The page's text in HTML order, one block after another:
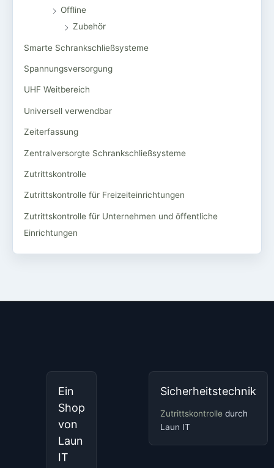
Offline
Zubehör
Smarte Schrankschließsysteme
Spannungsversorgung
UHF Weitbereich
Universell verwendbar
Zeiterfassung
Zentralversorgte Schrankschließsysteme
Zutrittskontrolle
Zutrittskontrolle für Freizeiteinrichtungen
Zutrittskontrolle für Unternehmen und öffentliche
Einrichtungen
Ein
Shop
von
Laun
IT
Sicherheitstechnik
Zutrittskontrolle durch
Laun IT